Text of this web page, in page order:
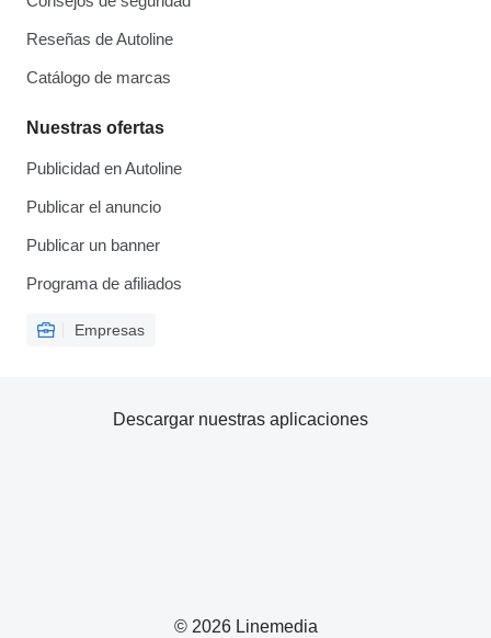
Reseñas de Autoline
Catálogo de marcas
Nuestras ofertas
Publicidad en Autoline
Publicar el anuncio
Publicar un banner
Programa de afiliados
Empresas
© 2026 Linemedia
Descargar nuestras aplicaciones